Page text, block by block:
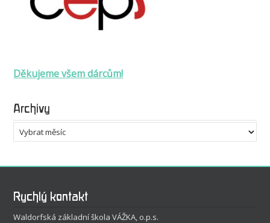
Děkujeme všem dárcům!
Archivy
Archivy
Rychlý kontakt
Waldorfská základní škola VÁŽKA, o.p.s.